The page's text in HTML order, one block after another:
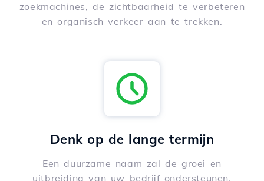
zoekmachines, de zichtbaarheid te verbeteren
en organisch verkeer aan te trekken.
Denk op de lange termijn
Een duurzame naam zal de groei en
uitbreiding van uw bedrijf ondersteunen,